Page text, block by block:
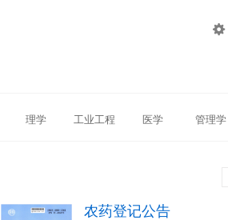

理学 工业工程 医学 管理学
农药登记公告